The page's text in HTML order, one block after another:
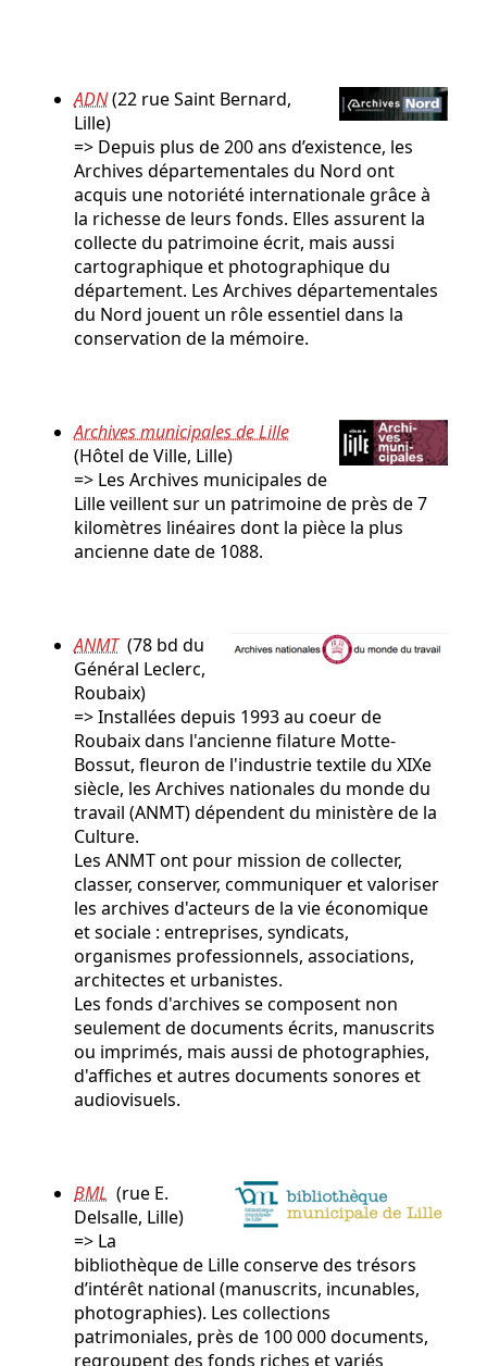
ADN(22 rue Saint Bernard,
Lille)
=> Depuis plus de 200 ans d’existence, les
Archives départementales du Nord ont
acquis une notoriété internationale grâce à
la richesse de leurs fonds. Elles assurent la
collecte du patrimoine écrit, mais aussi
cartographique et photographique du
département. Les Archives départementales
du Nord jouent un rôle essentiel dans la
conservation de la mémoire.
Archives municipales de Lille
(Hôtel de Ville, Lille)
=> Les Archives municipales de
Lille veillent sur un patrimoine de près de 7
kilomètres linéaires dont la pièce la plus
ancienne date de 1088.
ANMT(78 bd du
Général Leclerc,
Roubaix)
=> Installées depuis 1993 au coeur de
Roubaix dans l'ancienne filature Motte-
Bossut, fleuron de l'industrie textile du XIXe
siècle, les Archives nationales du monde du
travail (ANMT) dépendent du ministère de la
Culture.
Les ANMT ont pour mission de collecter,
classer, conserver, communiquer et valoriser
les archives d'acteurs de la vie économique
et sociale : entreprises, syndicats,
organismes professionnels, associations,
architectes et urbanistes.
Les fonds d'archives se composent non
seulement de documents écrits, manuscrits
ou imprimés, mais aussi de photographies,
d'affiches et autres documents sonores et
audiovisuels.
BML (rue E.
Delsalle, Lille)
=> La
bibliothèque de Lille conserve des trésors
d’intérêt national (manuscrits, incunables,
photographies). Les collections
patrimoniales, près de 100 000 documents,
regroupent des fonds riches et variés